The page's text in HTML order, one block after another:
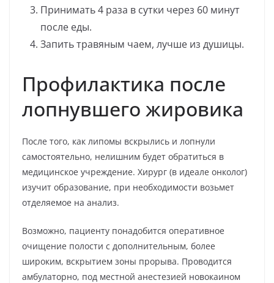
Принимать 4 раза в сутки через 60 минут
после еды.
Запить травяным чаем, лучше из душицы.
Профилактика после
лопнувшего жировика
После того, как липомы вскрылись и лопнули
самостоятельно, нелишним будет обратиться в
медицинское учреждение. Хирург (в идеале онколог)
изучит образование, при необходимости возьмет
отделяемое на анализ.
Возможно, пациенту понадобится оперативное
очищение полости с дополнительным, более
широким, вскрытием зоны прорыва. Проводится
амбулаторно, под местной анестезией новокаином